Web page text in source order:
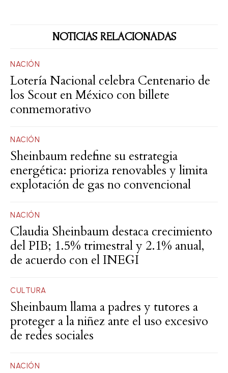
NOTICIAS RELACIONADAS
NACIÓN
Lotería Nacional celebra Centenario de
los Scout en México con billete
conmemorativo
NACIÓN
Sheinbaum redefine su estrategia
energética: prioriza renovables y limita
explotación de gas no convencional
NACIÓN
Claudia Sheinbaum destaca crecimiento
del PIB; 1.5% trimestral y 2.1% anual,
de acuerdo con el INEGI
CULTURA
Sheinbaum llama a padres y tutores a
proteger a la niñez ante el uso excesivo
de redes sociales
NACIÓN